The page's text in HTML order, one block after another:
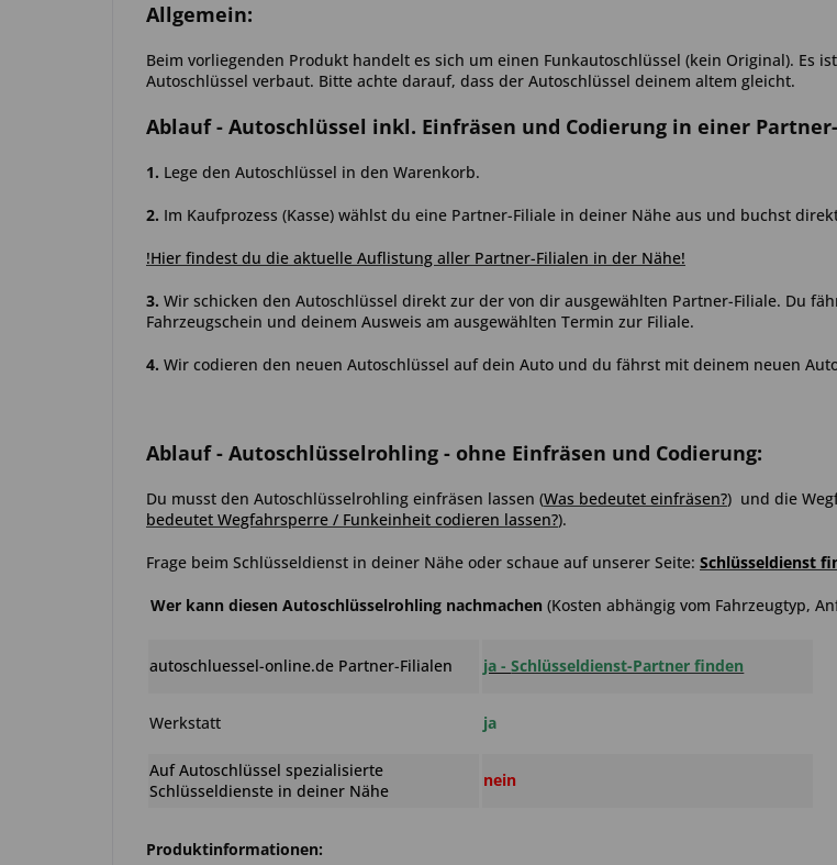
Allgemein:
Beim vorliegenden Produkt handelt es sich um einen Funkautoschlüssel (kein Original). Es
Autoschlüssel verbaut. Bitte achte darauf, dass der Autoschlüssel deinem altem gleicht.
Ablauf- Autoschlüssel inkl. Einfräsen und Codierung in einer
1. Lege den Autoschlüssel in den Warenkorb.
2. Im Kaufprozess (Kasse) wählst du eine Partner-Filiale in deiner Nähe aus und buchst
!Hier findest du die aktuelle Auflistung aller Partner-Filialen in der Nähe!
3. Wir schicken den Autoschlüssel direkt zur der von dir ausgewählten Partner-Filiale. Du
Fahrzeugschein und deinem Ausweis am ausgewählten Termin zur Filiale.
4. Wir codieren den neuen Autoschlüssel auf dein Auto und du fährst mit deinem neuen
Ablauf- Autoschlüsselrohling - ohne Einfräsen und Codierung:
Du musst den Autoschlüsselrohling einfräsen lassen (Was bedeutet einfräsen?) und die
bedeutet Wegfahrsperre / Funkeinheit codieren lassen?).
Frage beim Schlüsseldienst in deiner Nähe oder schaue auf unserer Seite: Schlüsseldienst
Wer kann diesen Autoschlüsselrohling nachmachen (Kosten abhängig vom Fahrzeugtyp,
autoschluessel-online.de Partner-Filialen ja -Schlüsseldienst-Partner finden
Werkstatt ja
Auf Autoschlüssel spezialisierte
Schlüsseldienste in deiner Nähe
nein
Produktinformationen: